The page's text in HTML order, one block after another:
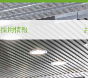
採用情報